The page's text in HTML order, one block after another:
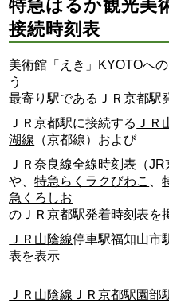
特急はるか観光美
接続時刻表
美術館「えき」KYOTOへ
う
最寄り駅であるＪＲ京都駅
ＪＲ京都駅に接続する ＪＲ
湖線 （京都線）および
ＪＲ奈良線全線時刻表（
や、特急らくラクびわこ 、
急くろしお
のＪＲ京都駅発着時刻表を
ＪＲ山陰線停車駅福知山市
表を表示
ＪＲ山陰線ＪＲ京都駅園部